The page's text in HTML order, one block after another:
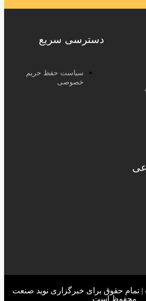
دسترسی سریع
سیاست حفظ حریم
خصوصی
حقوق برای خبرگزاری نوید صنعت
محفوظ است